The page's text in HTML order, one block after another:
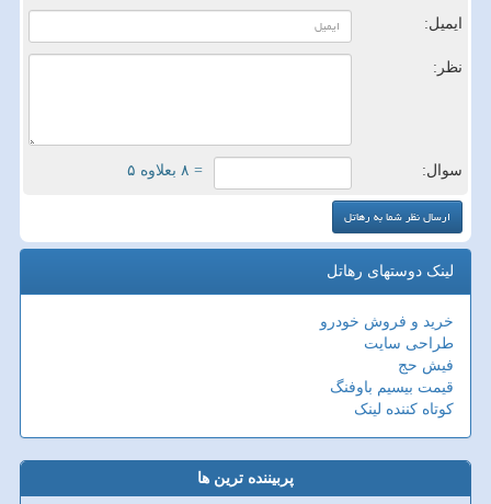
ایمیل:
نظر:
سوال: = ۸ بعلاوه ۵
لینک دوستهای رهاتل
خرید و فروش خودرو
طراحی سایت
فیش حج
قیمت بیسیم باوفنگ
کوتاه کننده لینک
پربیننده ترین ها